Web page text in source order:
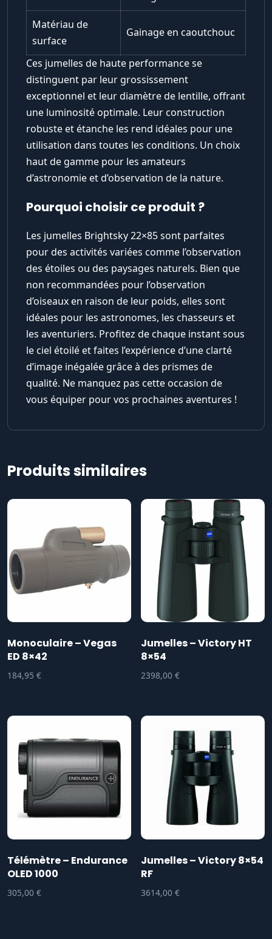
Matériau de
surface
Gainage en caoutchouc
Ces jumelles de haute performance se
distinguent par leur grossissement
exceptionnel et leur diamètre de lentille, offrant
une luminosité optimale. Leur construction
robuste et étanche les rend idéales pour une
utilisation dans toutes les conditions. Un choix
haut de gamme pour les amateurs
d’astronomie et d’observation de la nature.
Pourquoi choisir ce produit ?
Les jumelles Brightsky 22×85 sont parfaites
pour des activités variées comme l’observation
des étoiles ou des paysages naturels. Bien que
non recommandées pour l’observation
d’oiseaux en raison de leur poids, elles sont
idéales pour les astronomes, les chasseurs et
les aventuriers. Profitez de chaque instant sous
le ciel étoilé et faites l’expérience d’une clarté
d’image inégalée grâce à des prismes de
qualité. Ne manquez pas cette occasion de
vous équiper pour vos prochaines aventures !
Produits similaires
Monoculaire – Vegas
ED 8×42
184,95 €
Jumelles – Victory HT
8×54
2398,00€
Télémètre – Endurance
OLED 1000
305,00 €
Jumelles – Victory 8×54
RF
3614,00€